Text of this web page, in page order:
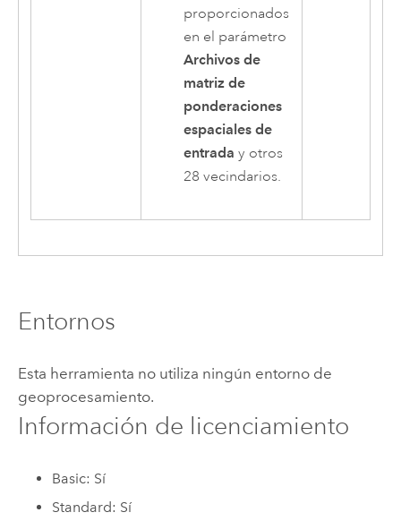
proporcionados
en el parámetro
Archivos de
matriz de
ponderaciones
espaciales de
entrada y otros
28 vecindarios.
Entornos
Esta herramienta no utiliza ningún entorno de
geoprocesamiento.
Información de licenciamiento
Basic: Sí
Standard: Sí